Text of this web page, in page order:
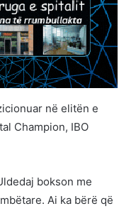
në elitën e
Champion, IBO
bokson me
Ai ka bërë që